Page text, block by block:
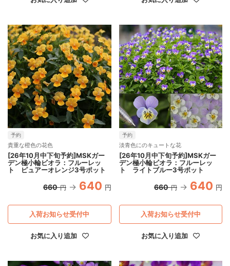
予約
貴重な橙色の花色
[26年10月中下旬予約]MSKガー
デン極小輪ビオラ：フルーレッ
ト ピュアーオレンジ3号ポット
660 円 640 円
お気に入り追加
入荷お知らせ受付中
予約
淡青色にのキュートな花
[26年10月中下旬予約]MSKガー
デン極小輪ビオラ：フルーレッ
ト ライトブルー3号ポット
660 円 640 円
お気に入り追加
入荷お知らせ受付中